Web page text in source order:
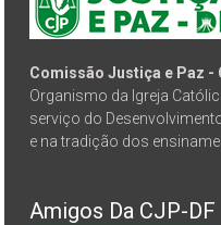
Comissão Justiça e Paz -
Organismo da Igreja
serviço do
e na tradição dos
Amigos Da CJP-DF